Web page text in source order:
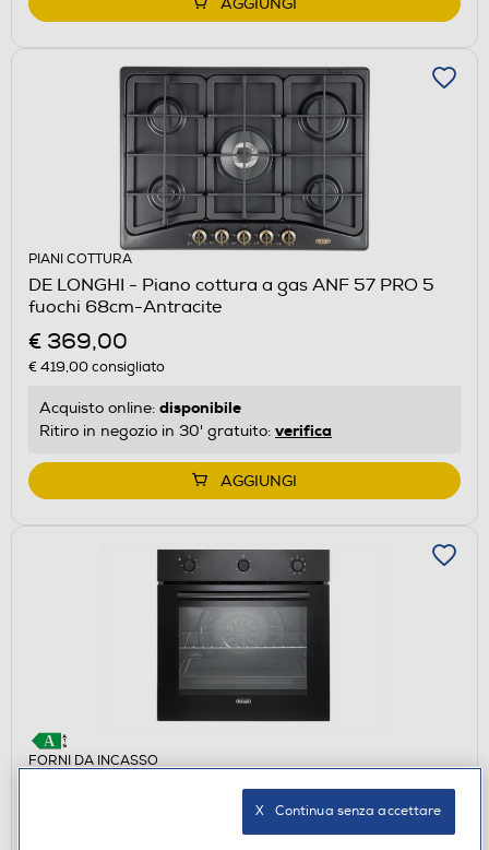
PIANI COTTURA
DE LONGHI - Piano cottura a gas ANF 57 PRO 5
fuochi 68cm-Antracite
€ 369,00
€ 419,00consigliato
Acquisto online: disponibile
Ritiro in negozio in 30' gratuito: verifica
AGGIUNGI
FORNI DA INCASSO
DE LONGHI - Forno elettrico multifunzione FLM 6L
X   Continua senza accettare